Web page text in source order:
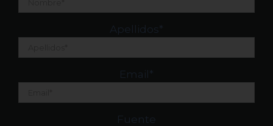
Apellidos*
Email *
Fuente